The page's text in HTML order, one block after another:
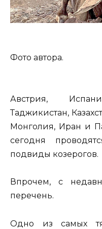
Фото автора.
Австрия,
Таджикистан,
Монголия, Иран и
сегодня
подвиды козерогов.
Впрочем, с
перечень.
Одно из самых